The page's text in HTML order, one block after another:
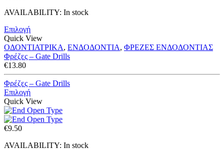
AVAILABILITY: In stock
Επιλογή
Quick View
ΟΔΟΝΤΙΑΤΡΙΚΑ, ΕΝΔΟΔΟΝΤΙΑ, ΦΡΕΖΕΣ ΕΝΔΟΔΟΝΤΙΑΣ
Φρέζες – Gate Drills
€13.80
Φρέζες – Gate Drills
Επιλογή
Quick View
€9.50
AVAILABILITY: In stock